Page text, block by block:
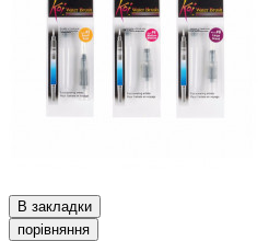
В закладки
порівняння